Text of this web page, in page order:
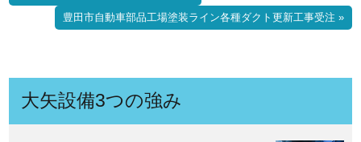
豊田市自動車部品工場塗装ライン各種ダクト更新工事受注 »
大矢設備3つの強み